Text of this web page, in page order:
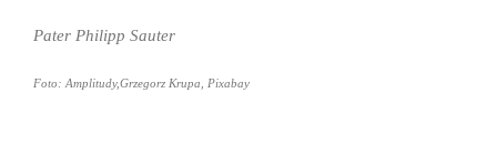
Pater Philipp Sauter
Foto: Amplitudy,Grzegorz Krupa, Pixabay